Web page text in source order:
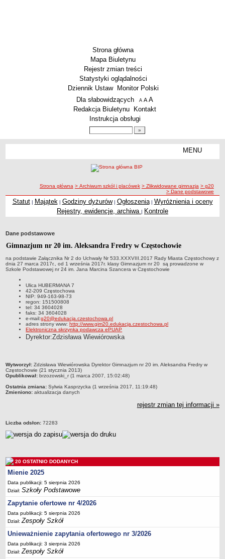
Strona główna
Mapa Biuletynu
Rejestr zmian treści
Statystyki oglądalności
Dziennik Ustaw
Monitor Polski
Menu dodatkowe
Dla słabowidzących A pomniejsz czcionkę
A standardowy rozmiar czcionki
A
Redakcja Biuletynu
Kontakt
Instrukcja obsługi
MENU
Zespoły Szkół
Techniczne Zakłady Naukowe
Przedszkola Miejskie
ARCHIWUM SZKÓŁ I PLACÓWEK
Zlikwidowane gimnazja
Przekształcone szkoły i placówki
Wielofunkcyjna Placówka
SPECJALNE OŚRODKI SZKOLNO-WYCHOWAWCZE
Specjalny Ośrodek nr 1
Specjalny Ośrodek nr 5
BURSA MIEJSKA
Dane podstawowe
Majątek
Godziny dyżurów
Ogłoszenie
Kontrole
Rejestry, ewidencje, archiwa
Deklaracja dostępności
PORADNIE PSYCHOLOGICZNO-PEDAGOGICZNE
Zespół Poradni
BIURO FINANSÓW OŚWIATY
Dane podstawowe
Statut
Majątek
Godziny dyżurów
Ogłoszenia
ścieżka nawigacji
Strona główna > Archiwum szkół i placówek > Zlikwidowane gimnazja > g20
> Dane podstawowe
Statut| Majątek | Godziny dyżurów| Ogłoszenia| Wyróżnienia i oceny
Rejestry, ewidencje, archiwa | Kontrole
Dane podstawowe
Gimnazjum nr 20 im. Aleksandra Fredry w Częstochowie
na podstawie Załącznika Nr 2 do Uchwały Nr 533.XXXVIII.2017 Rady Miasta Częstochowy z
dnia 27 marca 2017r., od 1 września 2017r. klasy Gimnazjum nr 20 są prowadzone w
Szkole Podstawowej nr 24 im. Jana Marcina Szancera w Częstochowie
Ulica HUBERMANA 7
42-209 Częstochowa
NIP: 949-163-98-73
regon: 151500808
tel: 34 3604028
faks: 34 3604028
e-mail:g20@edukacja.czestochowa.pl
adres strony www:http://www.gim20.edukacja.czestochowa.pl
Elektroniczna skrzynka podawcza ePUAP
Dyrektor:Zdzisława Wiewiórowska
metryczka
Wytworzył: Zdzisława Wiewiórowska Dyrektor Gimnazjum nr 20 im. Aleksandra Fredry w
Częstochowie (21 stycznia 2013)
Opublikował: brzozowski_r (1 marca 2007, 15:02:48)
Ostatnia zmiana: Sylwia Kasprzycka (1 września 2017, 11:19:48)
Zmieniono: aktualizacja danych
rejestr zmian tej informacji »
Liczba odsłon: 72283
20 OSTATNIO DODANYCH
Mienie 2025
Data publikacji: 5 sierpnia 2026
Dział:Szkoły Podstawowe
Zapytanie ofertowe nr 4/2026
Data publikacji: 5 sierpnia 2026
Dział:Zespoły Szkół
Unieważnienie zapytania ofertowego nr 3/2026
Data publikacji: 3 sierpnia 2026
Dział:Zespoły Szkół